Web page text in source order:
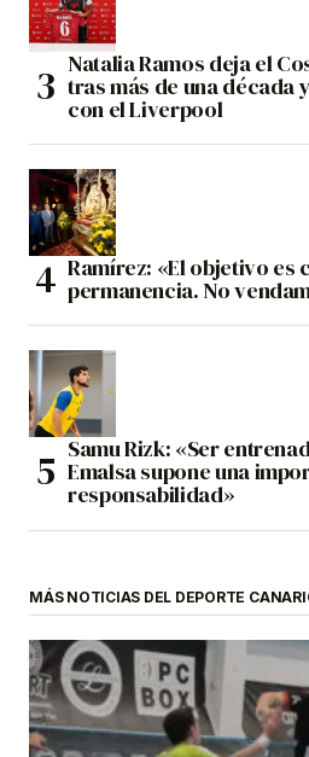
Natalia Ramos deja el
tras más de una década
con el Liverpool
Ramírez: «El objetivo es
permanencia. No
Samu Rizk: «Ser
Emalsa supone una
responsabilidad»
MÁS NOTICIAS DEL DEPORTE